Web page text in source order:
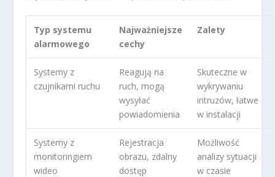
Typ systemu
alarmowego
Najważniejsze
cechy
Zalety
Systemy z
czujnikami ruchu
Reagują na
ruch, mogą
wysyłać
powiadomienia
Skuteczne w
wykrywaniu
intruzów, łatwe
w instalacji
Systemy z
monitoringiem
wideo
Rejestracja
obrazu, zdalny
dostęp
Możliwość
analizy sytuacji
w czasie